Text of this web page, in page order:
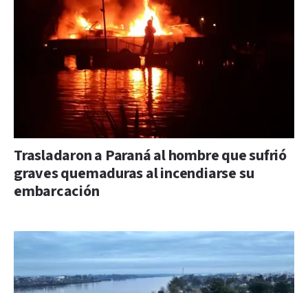
Trasladaron a Paraná al hombre que sufrió
graves quemaduras al incendiarse su
embarcación